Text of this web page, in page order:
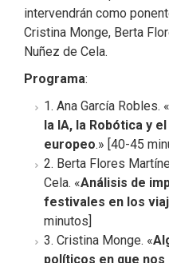
intervendrán como
Cristina Monge, Berta
Nuñez de Cela.
Programa:
1. Ana García Robles. «
la IA, la Robótica y
europeo.» [40-45
2. Berta Flores
Cela. «Análisis de
festivales en los
minutos]
3. Cristina Monge. «
políticos en que nos